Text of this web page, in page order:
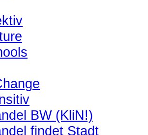
BW (KliN!)
findet Stadt